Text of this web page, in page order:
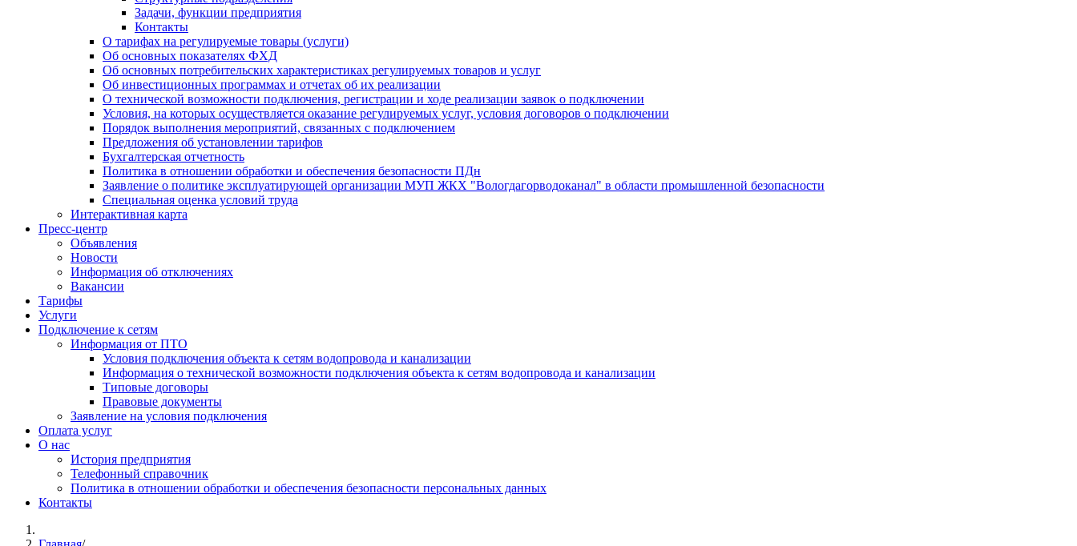
Задачи, функции предприятия
Контакты
О тарифах на регулируемые товары (услуги)
Об основных показателях ФХД
Об основных потребительских характеристиках регулируемых товаров и услуг
Об инвестиционных программах и отчетах об их реализации
О технической возможности подключения, регистрации и ходе реализации заявок о подключении
Условия, на которых осуществляется оказание регулируемых услуг, условия договоров о подключении
Порядок выполнения мероприятий, связанных с подключением
Предложения об установлении тарифов
Бухгалтерская отчетность
Политика в отношении обработки и обеспечения безопасности ПДн
Заявление о политике эксплуатирующей организации МУП ЖКХ "Вологдагорводоканал" в области промышленной безопасности
Специальная оценка условий труда
Интерактивная карта
Пресс-центр
Объявления
Новости
Информация об отключениях
Вакансии
Тарифы
Услуги
Подключение к сетям
Информация от ПТО
Условия подключения объекта к сетям водопровода и канализации
Информация о технической возможности подключения объекта к сетям водопровода и канализации
Типовые договоры
Правовые документы
Заявление на условия подключения
Оплата услуг
О нас
История предприятия
Телефонный справочник
Политика в отношении обработки и обеспечения безопасности персональных данных
Контакты